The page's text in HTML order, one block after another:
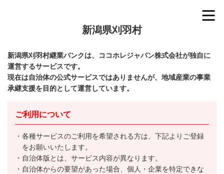
新潟県刈羽村
新潟県刈羽村継業バンクは、ココホレジャパン株式会社が独自に
運営するサービスです。
現在は自治体の公式サービスではありませんが、地域産業の事業
承継支援を目的として運営しています。
ご利用について
各種サービスのご利用を希望される方は、下記よりご登録
をお願いいたします。
自治体版とは、サービス内容が異なります。
自治体からの要望があった場合、個人・企業を特定できな